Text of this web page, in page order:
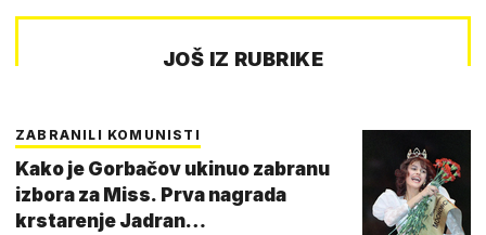
JOŠ IZ RUBRIKE
ZABRANILI KOMUNISTI
Kako je Gorbačov ukinuo zabranu
izbora za Miss. Prva nagrada
krstarenje Jadran…